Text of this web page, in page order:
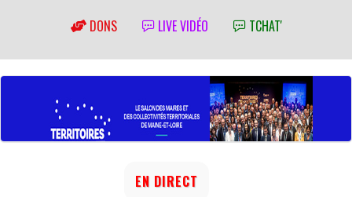
DONS LIVE VIDÉO TCHAT'
EN DIRECT